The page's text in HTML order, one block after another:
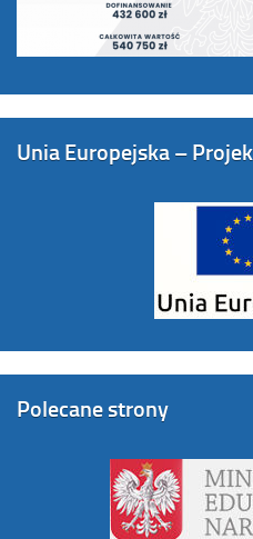
Unia Europejska –
Polecane strony